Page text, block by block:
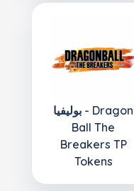
بوليفيا - Dragon
Ball The
Breakers TP
Tokens